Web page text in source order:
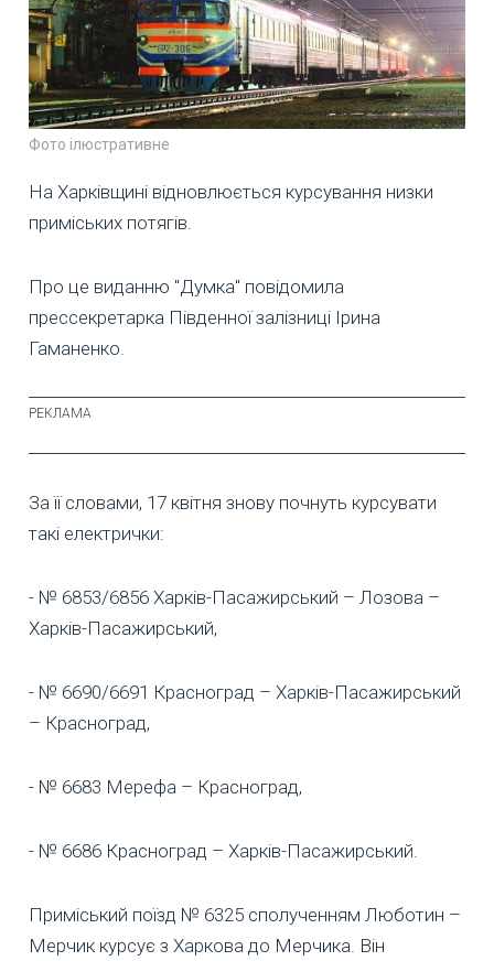
Фото ілюстративне
На Харківщині відновлюється курсування низки
приміських потягів.
Про це виданню "Думка" повідомила
прессекретарка Південної залізниці Ірина
Гаманенко.
За її словами, 17 квітня знову почнуть курсувати
такі електрички:
- № 6853/6856 Харків-Пасажирський – Лозова –
Харків-Пасажирський,
- № 6690/6691 Красноград – Харків-Пасажирський
– Красноград,
- № 6683 Мерефа – Красноград,
- № 6686 Красноград – Харків-Пасажирський.
Приміський поїзд № 6325 сполученням Люботин –
Мерчик курсує з Харкова до Мерчика. Він